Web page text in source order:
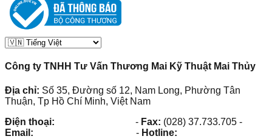
Công ty TNHH Tư Vấn Thương Mai Kỹ Thuật Mai Thủy
Địa chỉ: Số 35, Đường số 12, Nam Long, Phường Tân
Thuận, Tp Hồ Chí Minh, Việt Nam
Điện thoại:
- Fax: (028) 37.733.705 -
Email:
- Hotline: